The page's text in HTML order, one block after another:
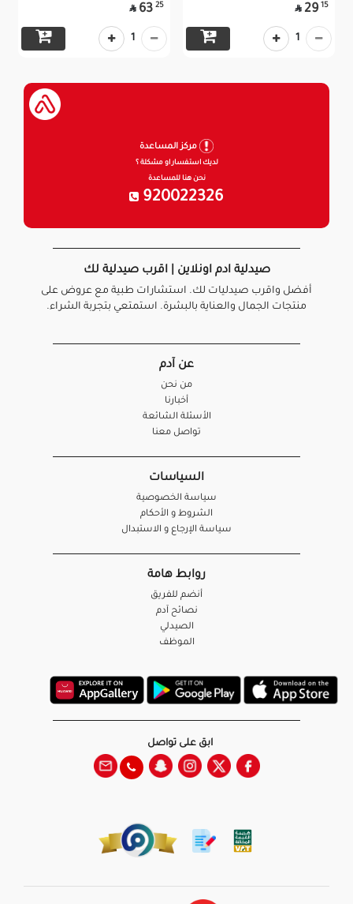
15
29

1
25
63

1
مركز المساعدة
لديك استفسار او مشكلة ؟
نحن هنا للمساعدة
920022326
صيدلية ادم اونلاين | اقرب صيدلية لك
أفضل واقرب صيدليات لك. استشارات طبية مع عروض على
منتجات الجمال والعناية بالبشرة. استمتعي بتجربة الشراء.
عن آدم
من نحن
أخبارنا
الأسئلة الشائعة
تواصل معنا
السياسات
سياسة الخصوصية
الشروط و الأحكام
سياسة الإرجاع و الاستبدال
روابط هامة
أنضم للفريق
نصائح آدم
الصيدلي
الموظف
ابق على تواصل